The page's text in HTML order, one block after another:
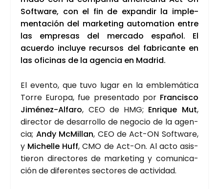
Soft­wa­re, con el fin de expan­dir la imple­
men­ta­ción del mar­ke­ting auto­ma­tion entre
las empre­sas del mer­ca­do espa­ñol. El
acuer­do inclu­ye recur­sos del fabri­can­te en
las ofi­ci­nas de la agen­cia en Madrid.
El even­to, que tuvo lugar en la emble­má­ti­ca
Torre Euro­pa, fue pre­sen­ta­do por Fran­cis­co
Jimé­nez-Alfa­ro, CEO de HMG; Enri­que Mut,
direc­tor de desa­rro­llo de nego­cio de la agen­
cia; Andy McMi­llan, CEO de Act-ON Soft­wa­re,
y Miche­lle Huff, CMO de Act-On. Al acto asis­
tie­ron direc­to­res de mar­ke­ting y comu­ni­ca­
ción de dife­ren­tes sec­to­res de acti­vi­dad.